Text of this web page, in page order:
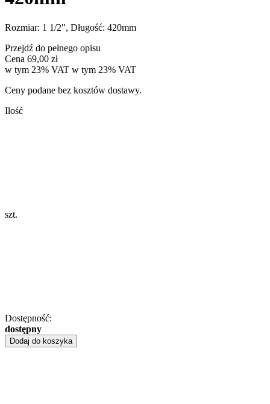
Rozmiar: 1 1/2", Długość: 420mm
Przejdź do pełnego opisu
Cena 69,00 zł
w tym 23% VAT w tym 23% VAT
Ceny podane bez kosztów dostawy.
Ilość
szt.
Dostępność:
dostępny
Dodaj do koszyka